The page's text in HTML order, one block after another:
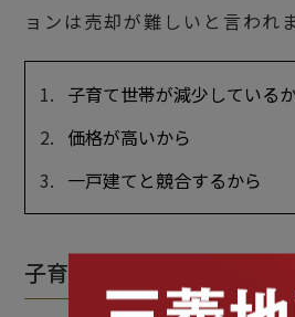
ョンは売却が難しいと言われま
子育て世帯が減少している
価格が高いから
一戸建てと競合するから
子育て世帯が減少している